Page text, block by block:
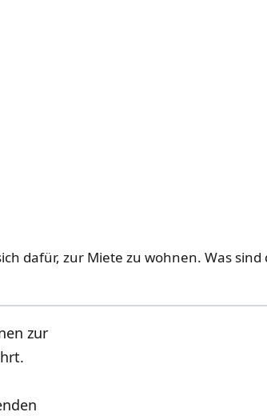
dafür, zur Miete zu wohnen. Was
zur